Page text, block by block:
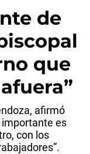
de
que
afirmó
importante es
con los